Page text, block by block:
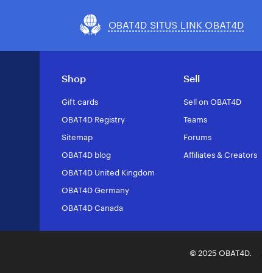
OBAT4D SITUS LINK OBAT4D
Shop
Gift cards
OBAT4D Registry
Sitemap
OBAT4D blog
OBAT4D United Kingdom
OBAT4D Germany
OBAT4D Canada
Sell
Sell on OBAT4D
Teams
Forums
Affiliates & Creators
© 2025 OBAT4D.